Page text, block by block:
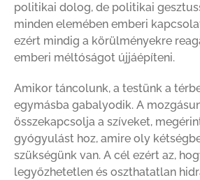
politikai dolog, de politikai
minden elemében emberi
ezért mindig a körülményekre
emberi méltóságot újjáépíteni.
Amikor táncolunk, a testünk a
egymásba gabalyodik. A
összekapcsolja a szíveket,
gyógyulást hoz, amire oly
szükségünk van. A cél ezért az,
legyőzhetetlen és oszthatatlan